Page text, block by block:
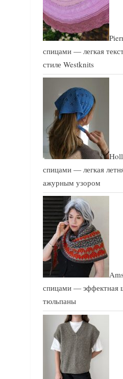
спицами — легкая
стиле Westknits
спицами — легкая
ажурным узором
спицами — эффектная
тюльпаны